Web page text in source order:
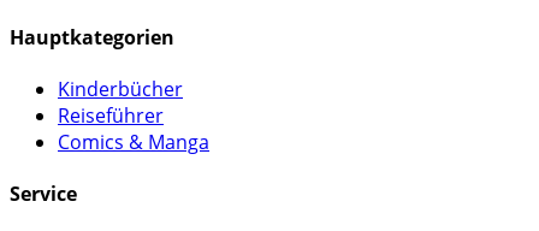
Hauptkategorien
Kinderbücher
Reiseführer
Comics & Manga
Service